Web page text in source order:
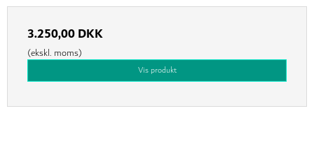
3.250,00 DKK
(ekskl. moms)
Vis produkt